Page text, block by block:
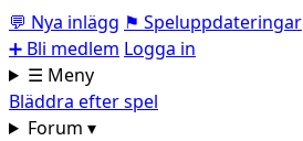
💬 Nya inlägg ⚑ Speluppdateringar
➕ Bli medlem Logga in
☰ Meny
Bläddra efter spel
Forum ▾